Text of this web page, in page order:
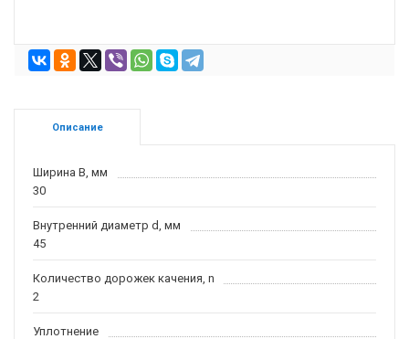
Описание
Ширина B, мм
30
Внутренний диаметр d, мм
45
Количество дорожек качения, n
2
Уплотнение